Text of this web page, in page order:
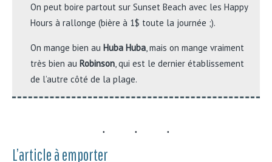
On peut boire partout sur Sunset Beach avec les Happy
Hours à rallonge (bière à 1$ toute la journée ;).
On mange bien au Huba Huba, mais on mange vraiment
très bien au Robinson, qui est le dernier établissement
de l’autre côté de la plage.
L’article à emporter